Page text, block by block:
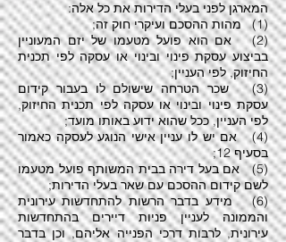
המארגן לפני בעלי הדירות את כל אלה:
(1) מהות ההסכם ועיקרי חוק זה;
(2) אם הוא פועל מטעמו של יזם המעוניין
בביצוע עסקת פינוי ובינוי או עסקה לפי תכנית
החיזוק, לפי העניין;
(3) שכר הטרחה שישולם לו בעבור קידום
עסקת פינוי ובינוי או עסקה לפי תכנית החיזוק,
לפי העניין, ככל שהוא ידוע באותו מועד;
(4) אם יש לו עניין אישי הנוגע לעסקה כאמור
בסעיף 12;
(5) אם בעל דירה בבית המשותף פועל מטעמו
לשם קידום ההסכם עם שאר בעלי הדירות;
(6) מידע בדבר הרשות להתחדשות עירונית
והממונה לעניין פניות דיירים בהתחדשות
עירונית, לרבות דרכי הפנייה אליהם, וכן בדבר